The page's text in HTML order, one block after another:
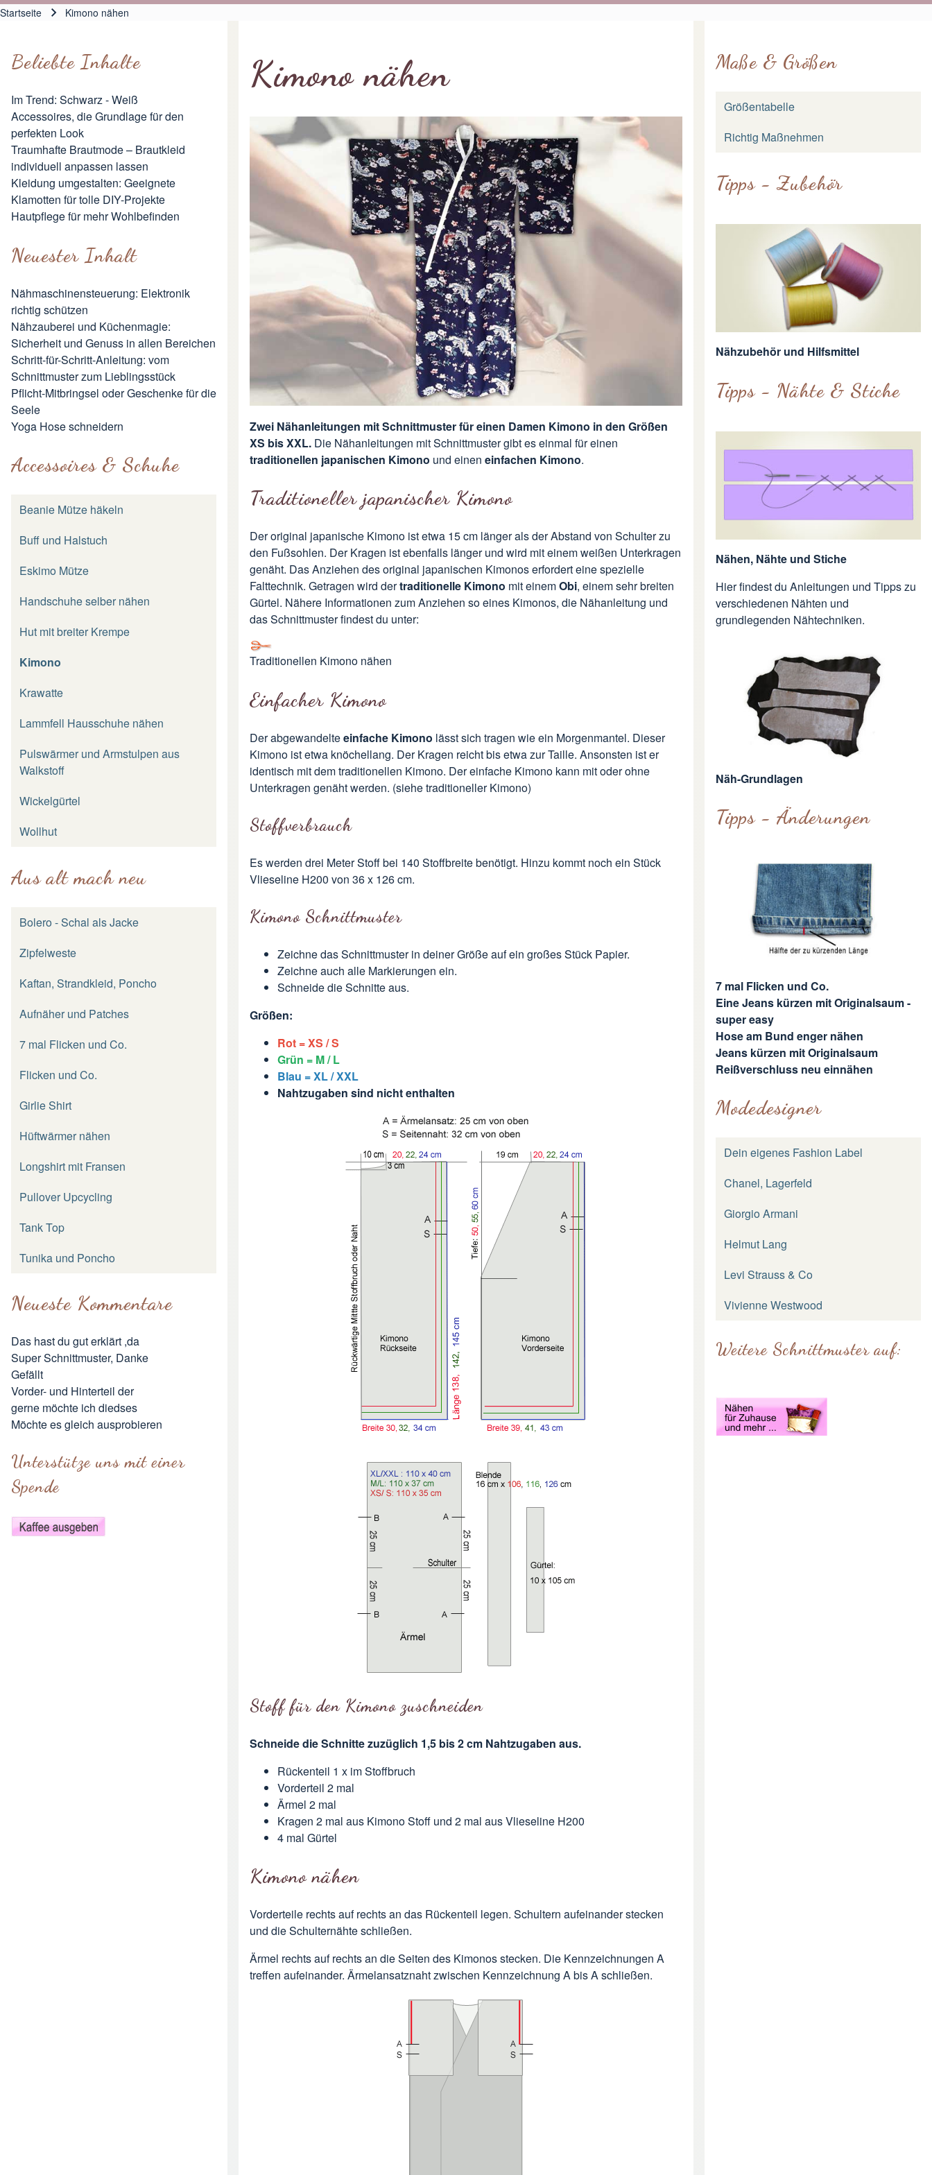
Startseite Kimono nähen
Beliebte Inhalte
Im Trend: Schwarz - Weiß
Accessoires, die Grundlage für den
perfekten Look
Traumhafte Brautmode – Brautkleid
individuell anpassen lassen
Kleidung umgestalten: Geeignete
Klamotten für tolle DIY-Projekte
Hautpflege für mehr Wohlbefinden
Neuester Inhalt
Nähmaschinensteuerung: Elektronik
richtig schützen
Nähzauberei und Küchenmagie:
Sicherheit und Genuss in allen Bereichen
Schritt-für-Schritt-Anleitung: vom
Schnittmuster zum Lieblingsstück
Pflicht-Mitbringsel oder Geschenke für die
Seele
Yoga Hose schneidern
Accessoires & Schuhe
Beanie Mütze häkeln
Buff und Halstuch
Eskimo Mütze
Handschuhe selber nähen
Hut mit breiter Krempe
Kimono
Krawatte
Lammfell Hausschuhe nähen
Pulswärmer und Armstulpen aus
Walkstoff
Wickelgürtel
Wollhut
Aus alt mach neu
Bolero - Schal als Jacke
Zipfelweste
Kaftan, Strandkleid, Poncho
Aufnäher und Patches
7 mal Flicken und Co.
Flicken und Co.
Girlie Shirt
Hüftwärmer nähen
Longshirt mit Fransen
Pullover Upcycling
Tank Top
Tunika und Poncho
Neueste Kommentare
Das hast du gut erklärt ,da
Super Schnittmuster, Danke
Gefällt
Vorder- und Hinterteil der
gerne möchte ich diedses
Möchte es gleich ausprobieren
Unterstütze uns mit einer
Spende
Kimono nähen
Zwei Nähanleitungen mit Schnittmuster für einen Damen Kimono in den Größen
XS bis XXL. Die Nähanleitungen mit Schnittmuster gibt es einmal für einen
traditionellen japanischen Kimono und einen einfachen Kimono.
Traditioneller japanischer Kimono
Der original japanische Kimono ist etwa 15 cm länger als der Abstand von Schulter zu
den Fußsohlen. Der Kragen ist ebenfalls länger und wird mit einem weißen Unterkragen
genäht. Das Anziehen des original japanischen Kimonos erfordert eine spezielle
Falttechnik. Getragen wird dertraditionelle Kimono mit einemObi, einem sehr breiten
Gürtel. Nähere Informationen zum Anziehen so eines Kimonos, die Nähanleitung und
das Schnittmuster findest du unter:
Traditionellen Kimono nähen
Einfacher Kimono
Der abgewandelteeinfache Kimono lässt sich tragen wie ein Morgenmantel. Dieser
Kimono ist etwa knöchellang. Der Kragen reicht bis etwa zur Taille. Ansonsten ist er
identisch mit dem traditionellen Kimono. Der einfache Kimono kann mit oder ohne
Unterkragen genäht werden. (siehe traditioneller Kimono)
Stoffverbrauch
Es werden drei Meter Stoff bei 140 Stoffbreite benötigt. Hinzu kommt noch ein Stück
Vlieseline H200 von 36 x 126 cm.
Kimono Schnittmuster
Zeichne das Schnittmuster in deiner Größe auf ein großes Stück Papier.
Zeichne auch alle Markierungen ein.
Schneide die Schnitte aus.
Größen:
Rot = XS / S
Grün = M / L
Blau = XL / XXL
Nahtzugaben sind nicht enthalten
Stoff für den Kimono zuschneiden
Schneide die Schnitte zuzüglich 1,5 bis 2 cm Nahtzugaben aus.
Rückenteil 1 x im Stoffbruch
Vorderteil 2 mal
Ärmel 2 mal
Kragen 2 mal aus Kimono Stoff und 2 mal aus Vlieseline H200
4 mal Gürtel
Kimono nähen
Vorderteile rechts auf rechts an das Rückenteil legen. Schultern aufeinander stecken
und die Schulternähte schließen.
Ärmel rechts auf rechts an die Seiten des Kimonos stecken. Die Kennzeichnungen A
treffen aufeinander. Ärmelansatznaht zwischen Kennzeichnung A bis A schließen.
Maße & Größen
Größentabelle
Richtig Maßnehmen
Tipps - Zubehör
Nähzubehör und Hilfsmittel
Tipps - Nähte & Stiche
Nähen, Nähte und Stiche
Hier findest du Anleitungen und Tipps zu
verschiedenen Nähten und
grundlegenden Nähtechniken.
Näh-Grundlagen
Tipps - Änderungen
7 mal Flicken und Co.
Eine Jeans kürzen mit Originalsaum -
super easy
Hose am Bund enger nähen
Jeans kürzen mit Originalsaum
Reißverschluss neu einnähen
Modedesigner
Dein eigenes Fashion Label
Chanel, Lagerfeld
Giorgio Armani
Helmut Lang
Levi Strauss & Co
Vivienne Westwood
Weitere Schnittmuster auf: